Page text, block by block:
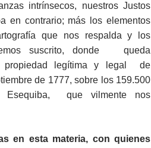
intrínsecos, nuestros Justos
en contrario; más los elementos
que nos respalda y los
suscrito, donde queda
propiedad legítima y legal de
de 1777, sobre los 159.500
Esequiba, que vilmente nos
en esta materia, con quienes